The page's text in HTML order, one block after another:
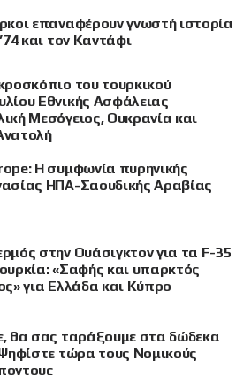
επαναφέρουν γνωστή ιστορία
και τον Καντάφι
του τουρκικού
Εθνικής Ασφάλειας
Μεσόγειος, Ουκρανία και
Η συμφωνία πυρηνικής
ΗΠΑ-Σαουδικής Αραβίας
στην Ουάσιγκτον για τα F-35
«Σαφής και υπαρκτός
για Ελλάδα και Κύπρο
θα σας ταράξουμε στα δώδεκα
Ψηφίστε τώρα τους Νομικούς